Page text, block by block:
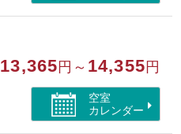
13,365 円～ 14,355 円
空室
カレンダー